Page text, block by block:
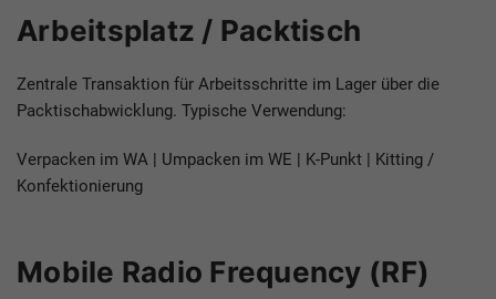
Arbeitsplatz / Packtisch
Zentrale Transaktion für Arbeitsschritte im Lager über die
Packtischabwicklung. Typische Verwendung:
Verpacken im WA | Umpacken im WE | K-Punkt | Kitting /
Konfektionierung
Mobile Radio Frequency (RF)